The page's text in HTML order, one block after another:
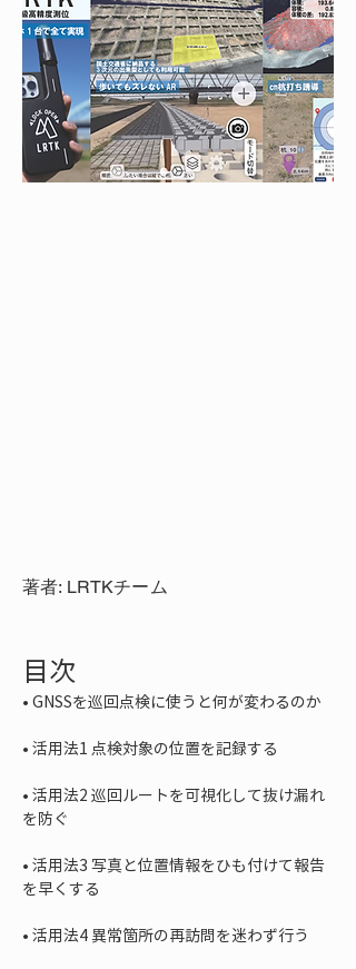
著者: LRTKチーム
目次
•
•
• 活用法2 巡回ルートを可視化して抜け漏れ
• 活用法3 写真と位置情報をひも付けて報告
•